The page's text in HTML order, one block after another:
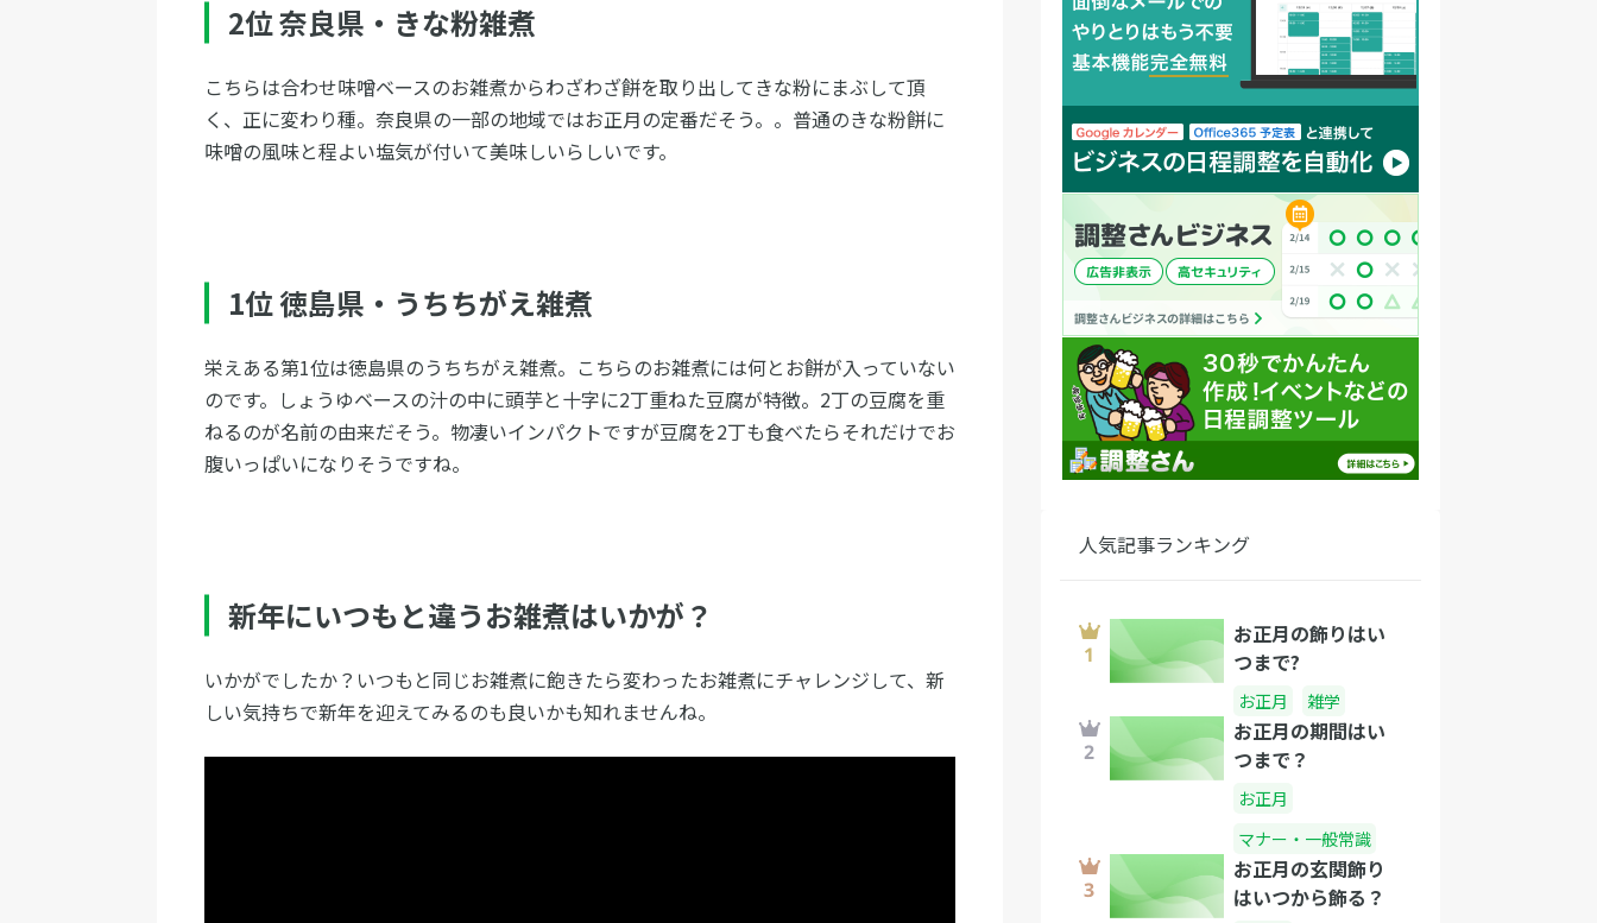
2位 奈良県・きな粉雑煮
こちらは合わせ味噌ベースのお雑煮からわざわざ餅を取り出してきな粉にまぶして頂
く、正に変わり種。奈良県の一部の地域ではお正月の定番だそう。。普通のきな粉餅に
味噌の風味と程よい塩気が付いて美味しいらしいです。
1位 徳島県・うちちがえ雑煮
栄えある第1位は徳島県のうちちがえ雑煮。こちらのお雑煮には何とお餅が入っていない
のです。しょうゆベースの汁の中に頭芋と十字に2丁重ねた豆腐が特徴。2丁の豆腐を重
ねるのが名前の由来だそう。物凄いインパクトですが豆腐を2丁も食べたらそれだけでお
腹いっぱいになりそうですね。
新年にいつもと違うお雑煮はいかが？
いかがでしたか？いつもと同じお雑煮に飽きたら変わったお雑煮にチャレンジして、新
しい気持ちで新年を迎えてみるのも良いかも知れませんね。
人気記事ランキング
お正月の飾りはい
つまで?
お正月 雑学
お正月の期間はい
つまで？
お正月
マナー・一般常識
お正月の玄関飾り
はいつから飾る？